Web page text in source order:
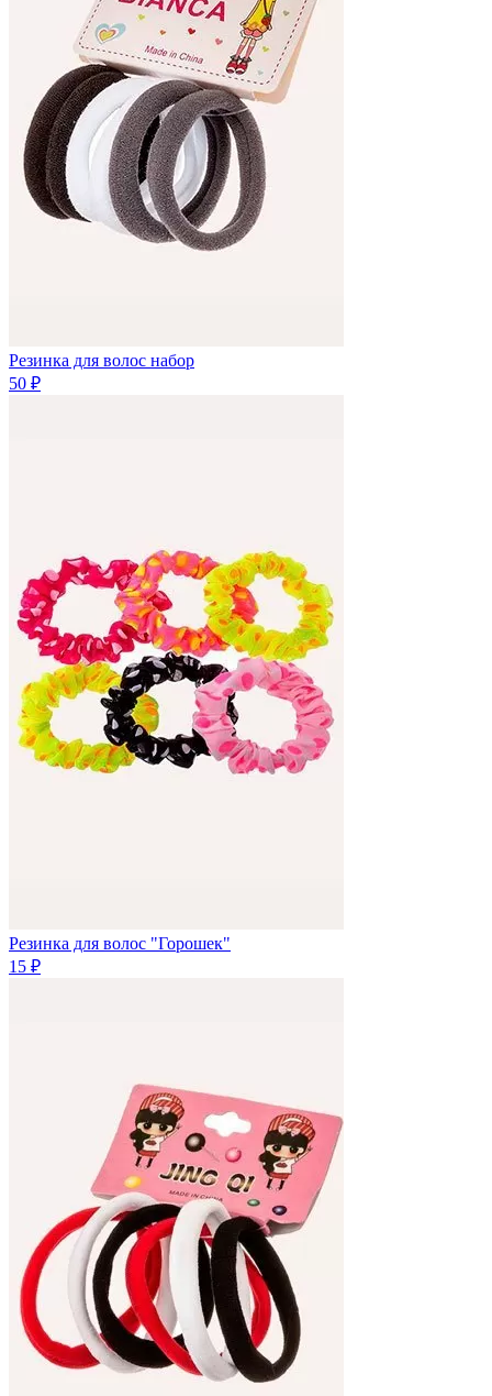
Резинка для волос набор
50 ₽
Резинка для волос "Горошек"
15 ₽